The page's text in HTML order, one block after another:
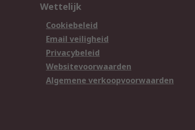
Wettelijk
Cookiebeleid
Email veiligheid
Privacybeleid
Websitevoorwaarden
Algemene verkoopvoorwaarden